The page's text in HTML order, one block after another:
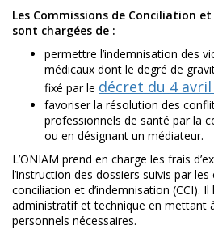
Les Commissions de Conciliation et
sont chargées de :
permettre l’indemnisation des
médicaux dont le degré de
fixé par le décret du 4 avril
favoriser la résolution des
professionnels de santé par la
ou en désignant un médiateur.
L’ONIAM prend en charge les frais
l’instruction des dossiers suivis par
conciliation et d’indemnisation (CCI).
administratif et technique en mettant
personnels nécessaires.